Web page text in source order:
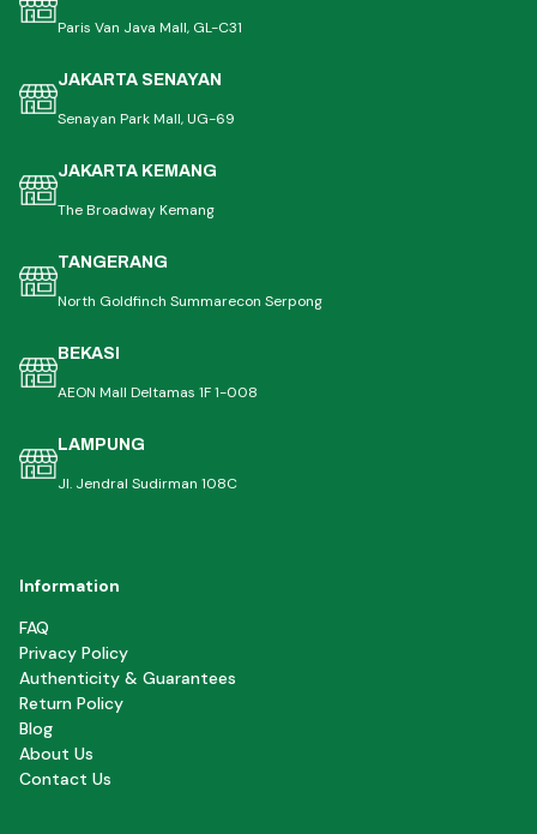
Paris Van Java Mall, GL-C31
JAKARTA SENAYAN
Senayan Park Mall, UG-69
JAKARTA KEMANG
The Broadway Kemang
TANGERANG
North Goldfinch Summarecon Serpong
BEKASI
AEON Mall Deltamas 1F 1-008
LAMPUNG
Jl. Jendral Sudirman 108C
Information
FAQ
Privacy Policy
Authenticity & Guarantees
Return Policy
Blog
About Us
Contact Us